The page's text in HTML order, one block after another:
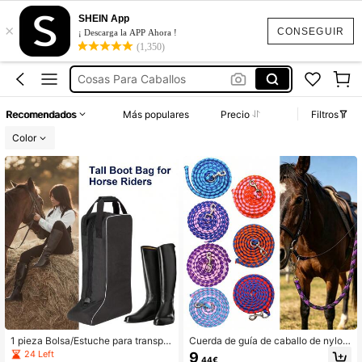
CONSEGUIR
×
SHEIN App
¡ Descarga la APP Ahora !
(1,350)
Caballos
Equitación
Cosas Para Caballos
Caballos Accesorios
Recomendados Más populares Precio
Filtros
Color
1 pieza Bolsa/Estuche para transpor
tar botas de montar a caballo
24 Left
Cuerda de guía de caballo de nylon
tejida a mano, resistente al desgast
9,44€